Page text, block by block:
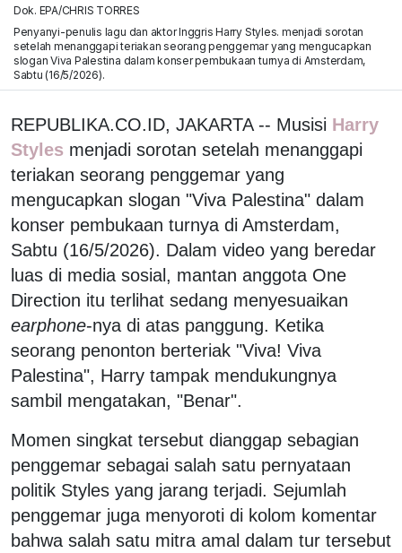
Dok. EPA/CHRIS TORRES
Penyanyi-penulis lagu dan aktor Inggris Harry Styles. menjadi sorotan
setelah menanggapi teriakan seorang penggemar yang mengucapkan
slogan Viva Palestina dalam konser pembukaan turnya di Amsterdam,
Sabtu (16/5/2026).
REPUBLIKA.CO.ID, JAKARTA -- Musisi Harry
Styles menjadi sorotan setelah menanggapi
teriakan seorang penggemar yang
mengucapkan slogan "Viva Palestina" dalam
konser pembukaan turnya di Amsterdam,
Sabtu (16/5/2026). Dalam video yang beredar
luas di media sosial, mantan anggota One
Direction itu terlihat sedang menyesuaikan
earphone-nya di atas panggung. Ketika
seorang penonton berteriak "Viva! Viva
Palestina", Harry tampak mendukungnya
sambil mengatakan, "Benar".
Momen singkat tersebut dianggap sebagian
penggemar sebagai salah satu pernyataan
politik Styles yang jarang terjadi. Sejumlah
penggemar juga menyoroti di kolom komentar
bahwa salah satu mitra amal dalam tur tersebut